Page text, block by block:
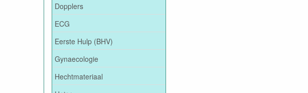
Dopplers
ECG
Eerste Hulp (BHV)
Gynaecologie
Hechtmateriaal